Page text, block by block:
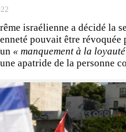
israélienne a décidé la
pouvait être révoquée
« manquement à la
apatride de la personne